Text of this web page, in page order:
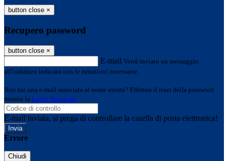
button close ×
Recupero password
button close ×
E-mail Verrà inviato un messaggio
all'indirizzo indicato con le istruzioni necessarie.
Non hai una e-mail associata al nome utente? Effettua il reset della password
tramite la Login Spaggiari
E-mail inviata, si prega di controllare la casella di posta elettronica!
Errore
Chiudi